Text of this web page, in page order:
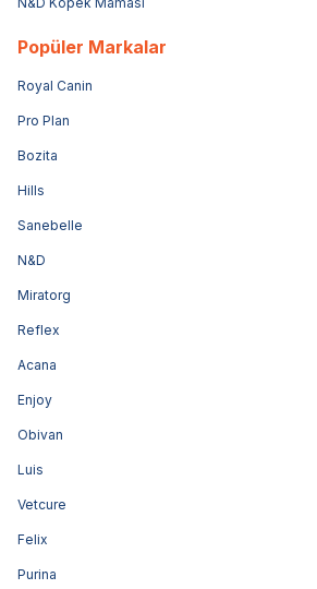
Popüler Markalar
Royal Canin
Pro Plan
Bozita
Hills
Sanebelle
N&D
Miratorg
Reflex
Acana
Enjoy
Obivan
Luis
Vetcure
Felix
Purina